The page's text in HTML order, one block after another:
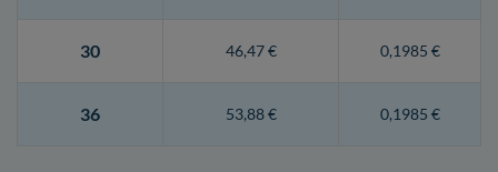
30 46,47 € 0,1985 €
36 53,88 € 0,1985 €